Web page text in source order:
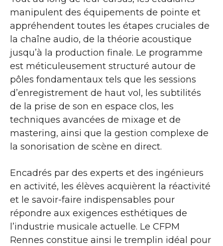
manipulent des équipements de pointe et
appréhendent toutes les étapes cruciales de
la chaîne audio, de la théorie acoustique
jusqu’à la production finale. Le programme
est méticuleusement structuré autour de
pôles fondamentaux tels que les sessions
d’enregistrement de haut vol, les subtilités
de la prise de son en espace clos, les
techniques avancées de mixage et de
mastering, ainsi que la gestion complexe de
la sonorisation de scène en direct.
Encadrés par des experts et des ingénieurs
en activité, les élèves acquièrent la réactivité
et le savoir-faire indispensables pour
répondre aux exigences esthétiques de
l’industrie musicale actuelle. Le CFPM
Rennes constitue ainsi le tremplin idéal pour